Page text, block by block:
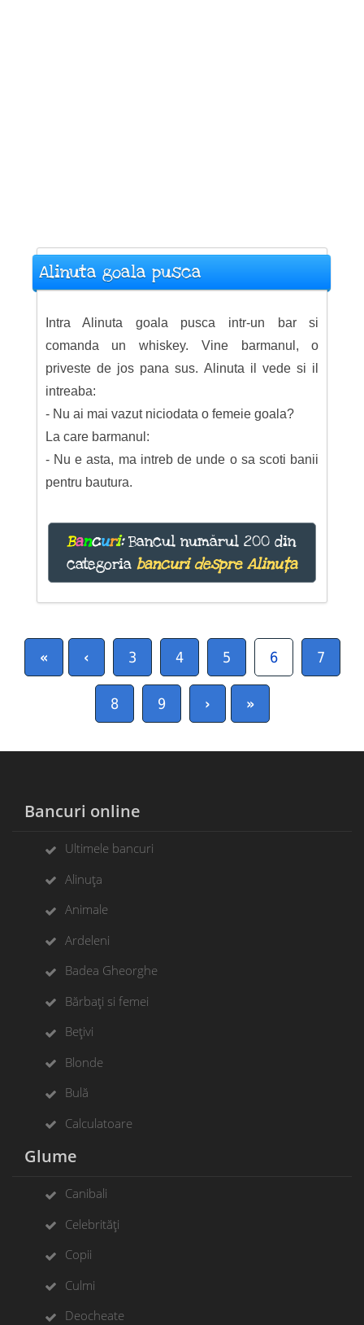
Alinuta goala pusca
Intra Alinuta goala pusca intr-un bar si
comanda un whiskey. Vine barmanul, o
priveste de jos pana sus. Alinuta il vede si il
intreaba:
- Nu ai mai vazut niciodata o femeie goala?
La care barmanul:
- Nu e asta, ma intreb de unde o sa scoti banii
pentru bautura.
Bancuri:Bancul numărul 200 din
categoria bancuri despre Alinuța
« ‹ 3 4 5 6 7
8 9 › »
Bancuri online
Ultimele bancuri
Alinuța
Animale
Ardeleni
Badea Gheorghe
Bărbați si femei
Bețivi
Blonde
Bulă
Calculatoare
Glume
Canibali
Celebrități
Copii
Culmi
Deocheate